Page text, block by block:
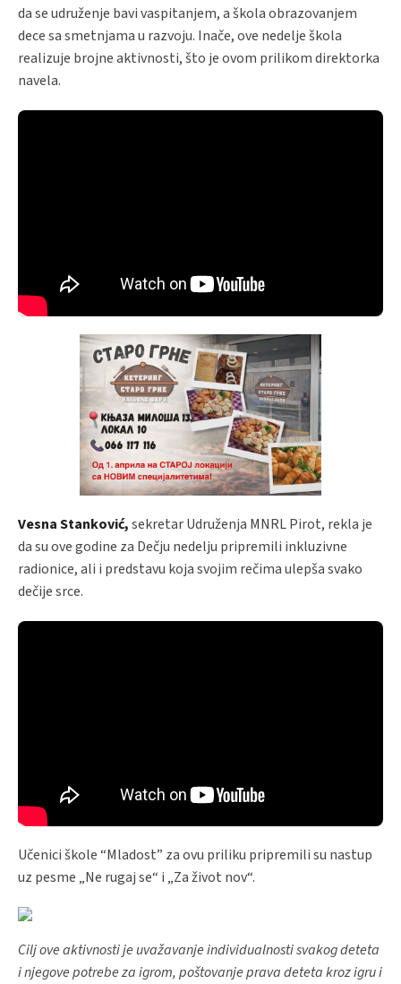
da se udruženje bavi vaspitanjem, a škola obrazovanjem
dece sa smetnjama u razvoju. Inače, ove nedelje škola
realizuje brojne aktivnosti, što je ovom prilikom direktorka
navela.
Vesna Stanković,sekretar Udruženja MNRL Pirot, rekla je
da su ove godine za Dečju nedelju pripremili inkluzivne
radionice, ali i predstavu koja svojim rečima ulepša svako
dečije srce.
Učenici škole “Mladost” za ovu priliku pripremili su nastup
uz pesme „Ne rugaj se“ i „Za život nov“.
Cilj ove aktivnosti je uvažavanje individualnosti svakog deteta
i njegove potrebe za igrom, poštovanje prava deteta kroz igru i